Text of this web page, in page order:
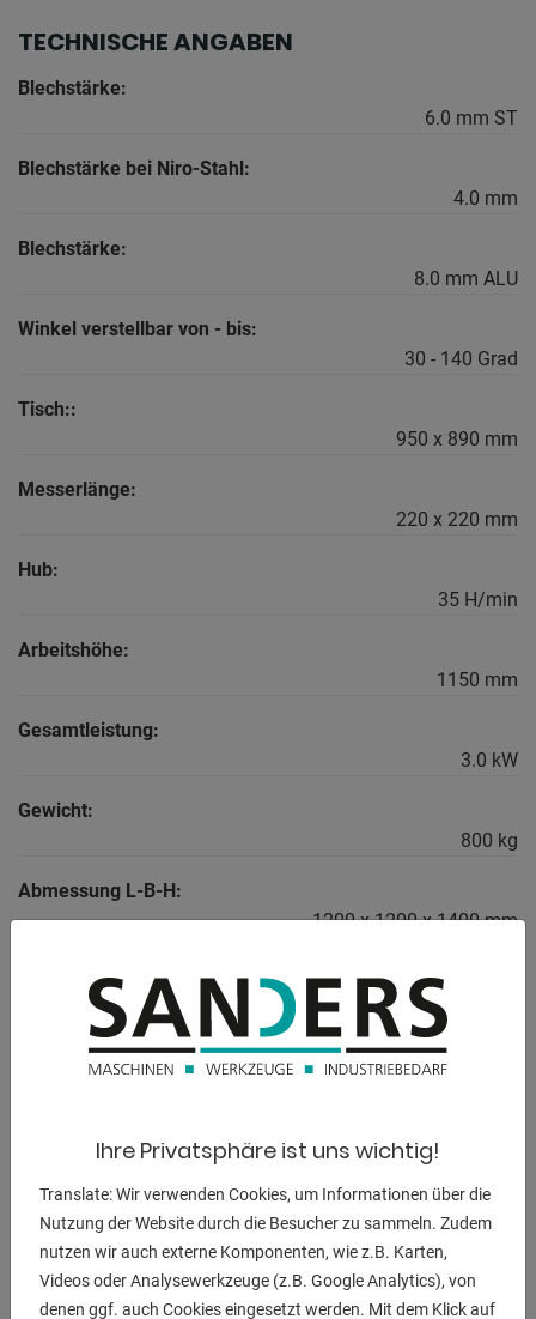
TECHNISCHE ANGABEN
Blechstärke:
6.0 mm ST
Blechstärke bei Niro-Stahl:
4.0 mm
Blechstärke:
8.0 mm ALU
Winkel verstellbar von - bis:
30 - 140 Grad
Tisch::
950 x 890 mm
Messerlänge:
220 x 220 mm
Hub:
35 H/min
Arbeitshöhe:
1150 mm
Gesamtleistung:
3.0 kW
Gewicht:
800 kg
Abmessung L-B-H:
1200 x 1200 x 1400 mm
BESCHREIBUNG
https://www.youtube.com/watch?v=QmUbaV41BfA
Ausstattung:
- elektro-hydraulische Ausklinkmaschine
Ihre Privatsphäre ist uns wichtig!
Translate: Wir verwenden Cookies, um Informationen über die
Nutzung der Website durch die Besucher zu sammeln. Zudem
nutzen wir auch externe Komponenten, wie z.B. Karten,
Videos oder Analysewerkzeuge (z.B. Google Analytics), von
denen ggf. auch Cookies eingesetzt werden. Mit dem Klick auf